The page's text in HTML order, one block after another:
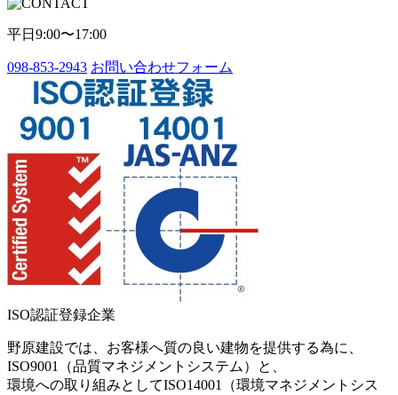
平日9:00〜17:00
098-853-2943 お問い合わせフォーム
ISO認証登録企業
野原建設では、お客様へ質の良い建物を提供する為に、
ISO9001（品質マネジメントシステム）と、
環境への取り組みとしてISO14001（環境マネジメントシス